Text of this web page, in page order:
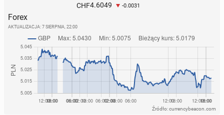
CHF4.6049 -0.0031
Forex
AKTUALIZACJA: 7 SIERPNIA, 22:00
Źródło: currencybeacon.com